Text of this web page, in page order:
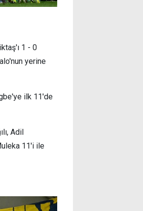
1 - 0
yerine
ilk 11'de
Adil
11'i ile